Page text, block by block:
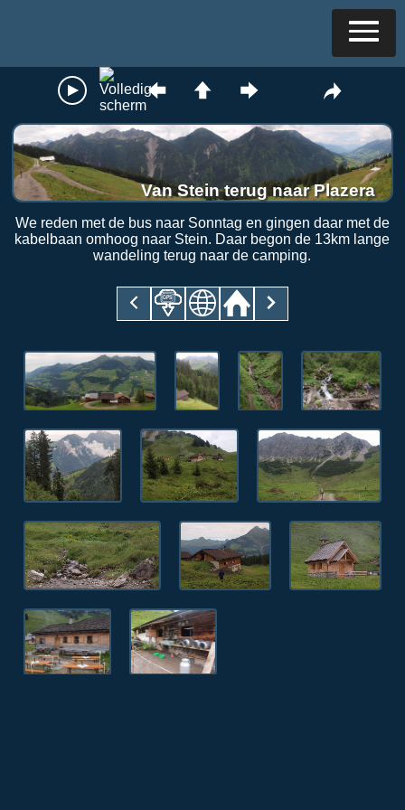
Van Stein terug naar Plazera
We reden met de bus naar Sonntag en gingen daar met de
kabelbaan omhoog naar Stein. Daar begon de 13km lange
wandeling terug naar de camping.